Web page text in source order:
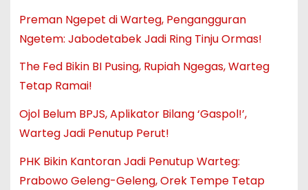
Preman Ngepet di Warteg, Pengangguran
Ngetem: Jabodetabek Jadi Ring Tinju Ormas!
The Fed Bikin BI Pusing, Rupiah Ngegas, Warteg
Tetap Ramai!
Ojol Belum BPJS, Aplikator Bilang ‘Gaspol!’,
Warteg Jadi Penutup Perut!
PHK Bikin Kantoran Jadi Penutup Warteg:
Prabowo Geleng-Geleng, Orek Tempe Tetap